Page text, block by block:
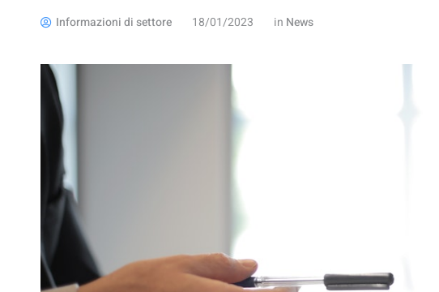
Informazioni di settore 18/01/2023 in News